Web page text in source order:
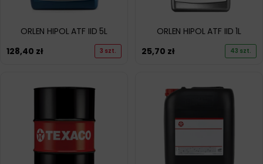
ORLEN HIPOL ATF IID 5L
128,40 zł 3 szt.
ORLEN HIPOL ATF IID 1L
25,70 zł 43 szt.